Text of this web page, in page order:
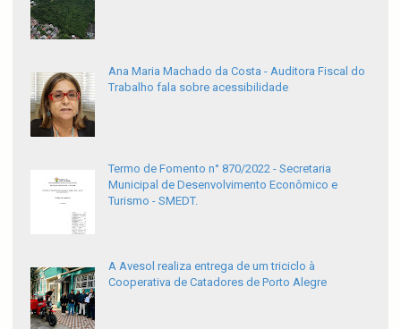
Ana Maria Machado da Costa - Auditora Fiscal do
Trabalho fala sobre acessibilidade
Termo de Fomento n° 870/2022 - Secretaria
Municipal de Desenvolvimento Econômico e
Turismo - SMEDT.
A Avesol realiza entrega de um triciclo à
Cooperativa de Catadores de Porto Alegre